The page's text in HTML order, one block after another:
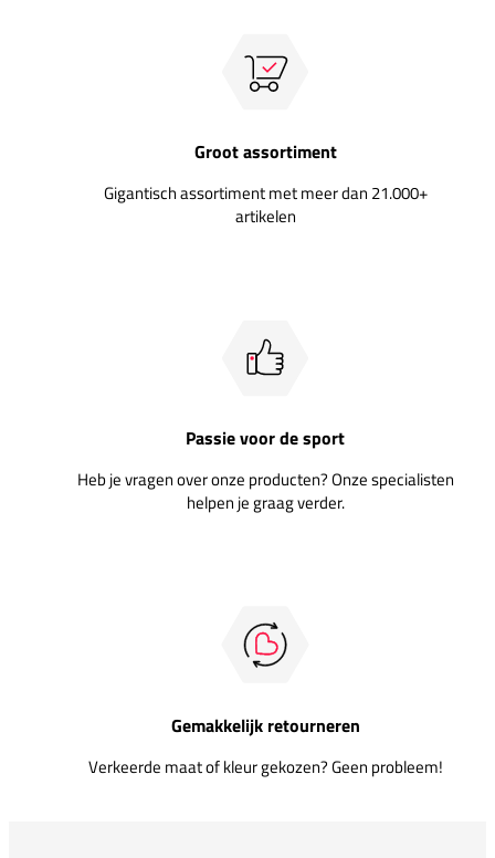
Groot assortiment
Gigantisch assortiment met meer dan 21.000+
artikelen
Passie voor de sport
Heb je vragen over onze producten? Onze specialisten
helpen je graag verder.
Gemakkelijk retourneren
Verkeerde maat of kleur gekozen? Geen probleem!